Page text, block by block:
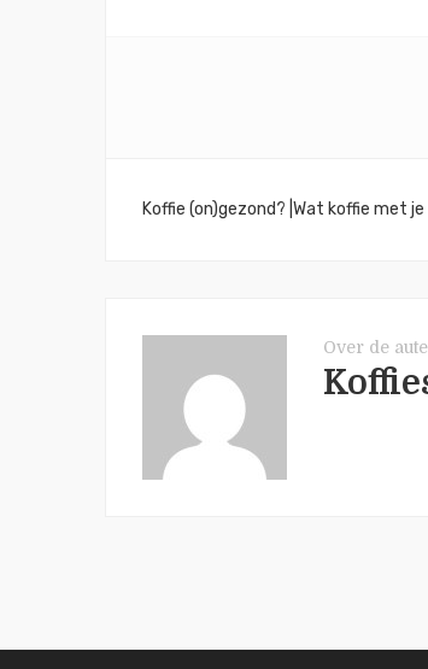
Koffie (on)gezond? |Wat koffie met je
Over de